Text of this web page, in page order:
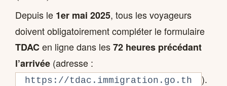
Depuis le 1er mai 2025, tous les voyageurs
doivent obligatoirement compléter le formulaire
TDACen ligne dans les72 heures précédant
l’arrivée (adresse :
https://tdac.immigration.go.th
).